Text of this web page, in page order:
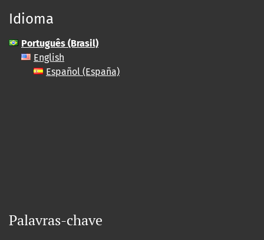
Idioma
Português (Brasil)
English
Español (España)
Palavras-chave